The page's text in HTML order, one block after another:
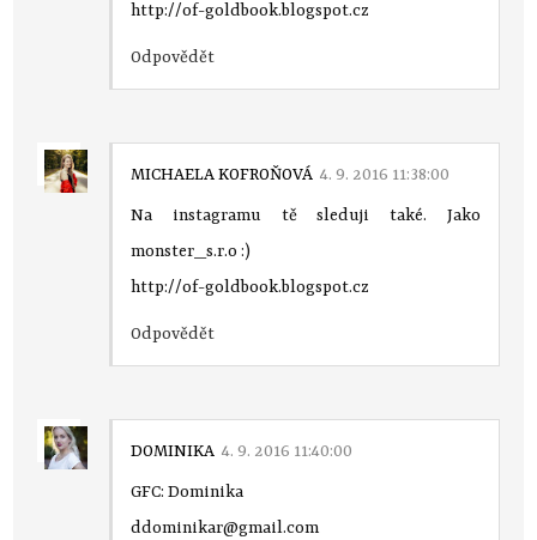
http://of-goldbook.blogspot.cz
Odpovědět
MICHAELA KOFROŇOVÁ 4. 9. 2016 11:38:00
Na instagramu tě sleduji také. Jako
monster_s.r.o :)
http://of-goldbook.blogspot.cz
Odpovědět
DOMINIKA 4. 9. 2016 11:40:00
GFC: Dominika
ddominikar@gmail.com